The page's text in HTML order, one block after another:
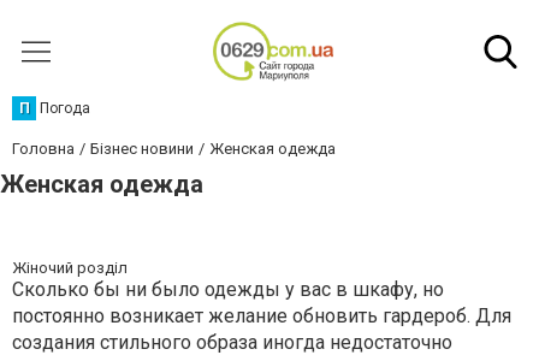
П Погода
Головна Бізнес новини Женская одежда
Женская одежда
Жіночий розділ
Сколько бы ни было одежды у вас в шкафу, но
постоянно возникает желание обновить гардероб. Для
создания стильного образа иногда недостаточно